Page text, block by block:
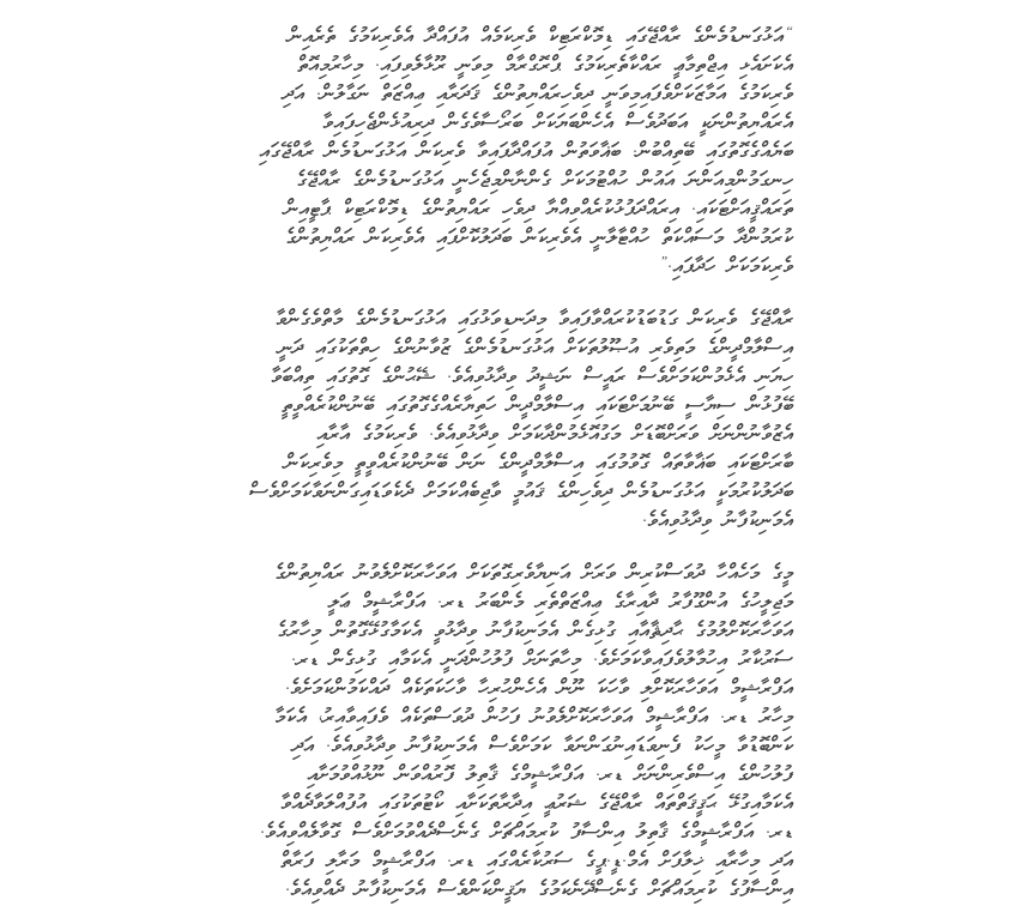
“އަޅުގަނޑުމެންގެ ރާއްޖޭގައި ޑިމޮކްރަޓިކް ވެރިކަމެއް އުފައްދާ އެވެރިކަމުގެ ތެރެއިން
އެކަށައެޅި އިޖްތިމާޢީ ރައްކާތެރިކަމުގެ ޕްރޮގްރާމް މިވަނީ ރޫޅާލެވިފައި. މިހާރުމިއޮތް
ވެރިކަމުގެ އަމާޒަކަށްވެފައިމިވަނީ ދިވެހިރައްޔިތުންގެ ޤަދަރާއި ޢިއްޒަތް ނަގާލުން. އަދި
އެރައްޔިތުންނަކީ އަބަދުވެސް އެހެންބަޔަކަށް ބަރޯސާވެގެން ދިރިއުޅެންޖެހިފައިވާ
ބަޔެއްގެގޮތުގައި ބޭތިއްބުން. ބަޣާވަތުން އުފައްދާފައިވާ ވެރިކަން އަޅުގަނޑުމެން ރާއްޖޭގައި
ހިނގަމުންމިއަންނަ އައުން ހުއްޓުމަކަށް ގެންނާންމިޖެހެނީ އަޅުގަނޑުމެންގެ ރާއްޖޭގެ
ތަރައްޤީއަށްޓަކައި. އިރައްދަފުޅުކުރެއްވިއްޔާ ދިވެހި ރައްޔިތުންގެ ޑިމޮކްރަޓިކް ޕާޓީއިން
ކުރަމުންދާ މަސައްކަތް ހުއްޓާލާނީ އެވެރިކަން ބަދަލުކޮށްފައި އެވެރިކަން ރައްޔިތުންގެ
ވެރިކަމަކަށް ހަދާފައި.”
ރާއްޖޭގެ ވެރިކަން ގަޑުބަޑުކުރައްވާފައިވާ މިދަނޑިވަޅުގައި އަޅުގަނޑުމެންގެ މާތްވެގެންވާ
އިސްލާމްދީންގެ މަތިވެރި އުޞޫލުތަކަށް އަޅުގަނޑުމެންގެ ޒުވާނުންގެ ހިތްތަކުގައި ދަނީ
ހިޔަނި އެޅެމުންކަމަށްވެސް ރައީސް ނަޝީދު ވިދާޅުވިއެވެ. ޝޭޙުންގެ ގޮތުގައި ތިއްބަވާ
ބޭފުޅުން ސިޔާސީ ބޭނުމަށްޓަކައި އިސްލާމްދީން ހަތިޔާރެއްގެގޮތުގައި ބޭނުންކުރެއްވީތީ
އެޒުވާނުންނަށް ވަރަށްބޮޑަށް މަގުއޮޅެމުންދާކަމަށް ވިދާޅުވިއެވެ. ވެރިކަމުގެ އާރާއި
ބާރަށްޓަކައި ބަޣާވާތައް ގޮވުމުގައި އިސްލާމްދީންގެ ނަން ބޭނުންކުރެއްވީތީ މިވެރިކަން
ބަދަލުކުރުމަކީ އަޅުގަނޑުމެން ދިވެހިންގެ ޤައުމީ ވާޖިބެއްކަމަށް ދެކެވަޑައިގަންނަވާކަމަށްވެސް
އެމަނިކުފާނު ވިދާޅުވިއެވެ.
މީގެ މަހެއްހާ ދުވަސްކުރިން ވަރަށް އަނިޔާވެރިގޮތަކަށް އަވަހާރަކޮށްލެވުނު ރައްޔިތުންގެ
މަޖިލީހުގެ އުންގޫފާރު ދާއިރާގެ ޢިއްޒަތްތެރި މެންބަރު ޑރ. އަފްރާޝީމް ޢަލީ
އަވަހާރަކޮށްލުމުގެ ޙާދިޘާއާއި ގުޅިގެން އެމަނިކުފާނު ވިދާޅުވީ އެކަމާގުޅޭގޮތުން މިހާރުގެ
ސަރުކާރު އިހުމާލުވެފައިވާކަމަށެވެ. މިހާތަނަށް ފުލުހުންދަނީ އެކަމާއި ގުޅިގެން ޑރ.
އަފްރާޝީމް އަވަހާރަކޮށްލި ވާހަކަ ނޫން އެހެންހުރިހާ ވާހަކަތަކެއް ދައްކަމުންކަމަށެވެ.
މިހާރު ޑރ. އަފްރާޝީމް އަވަހާރަކޮށްލެވުނު ފަހުން ދުވަސްތަކެއް ވެފައިވާއިރު، އެކަމާ
ކަންބޮޑުވާ މީހަކު ފެނިވަޑައިނުގަންނަވާ ކަމަށްވެސް އެމަނިކުފާނު ވިދާޅުވިއެވެ. އަދި
ފުލުހުންގެ އިސްވެރިންނަށް ޑރ. އަފްރާޝީމްގެ ޤާތިލު ފޮރުއްވަން ނޫޅުއްވުމަށާއި
އެކަމާއިގުޅޭ ޙަޤީޤަތްތައް ރާއްޖޭގެ ޝަރުޢީ އިދާރާތަކަށާއި ކޯޓުތަކުގައި އުފުއްލަވާދެއްވާ
ޑރ. އަފްރާޝީމްގެ ޤާތިލު އިންސާފު ކުރިމައްޗަށް ގެނެސްދެއްވުމަށްވެސް ގޮވާލެއްވިއެވެ.
އަދި މިހާރާއި ޚިލާފަށް އެމް.ޑީ.ޕީގެ ސަރުކާރެއްގައި ޑރ. އަފްރާޝީމް މަރާލި ފަރާތް
އިންސާފުގެ ކުރިމައްޗަށް ގެނެސްދޭނެކަމުގެ ޔަޤީންކަންވެސް އެމަނިކުފާނު ދެއްވިއެވެ.